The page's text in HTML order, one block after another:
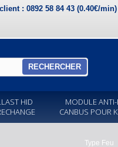
: 0892 58 84 43 (0.40€/
RECHERCHER
HID
MODULE ANTI-
CANBUS POUR
Type Feu